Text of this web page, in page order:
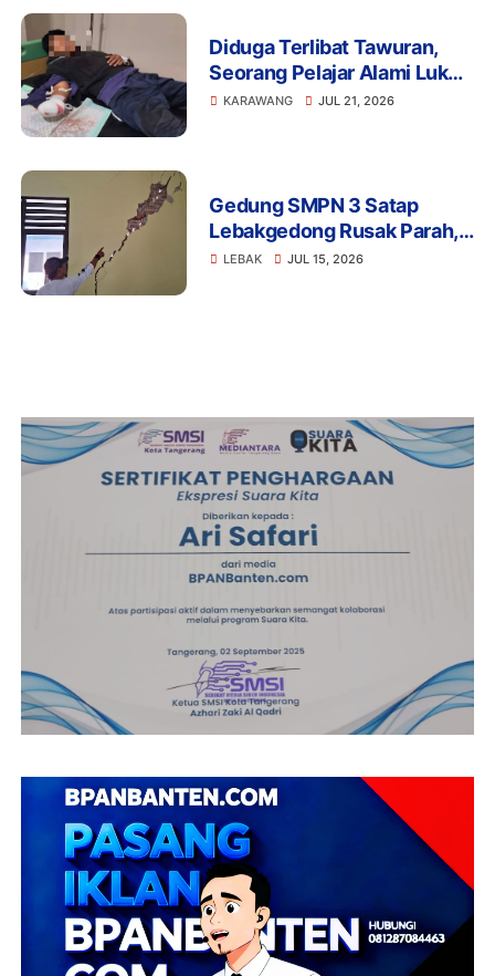
Diduga Terlibat Tawuran,
Seorang Pelajar Alami Luka
Berat di Klari, Polisi Lakukan
KARAWANG JUL 21, 2026
Gedung SMPN 3 Satap
Lebakgedong Rusak Parah,
Warga: Jangan Tunggu
LEBAK JUL 15, 2026